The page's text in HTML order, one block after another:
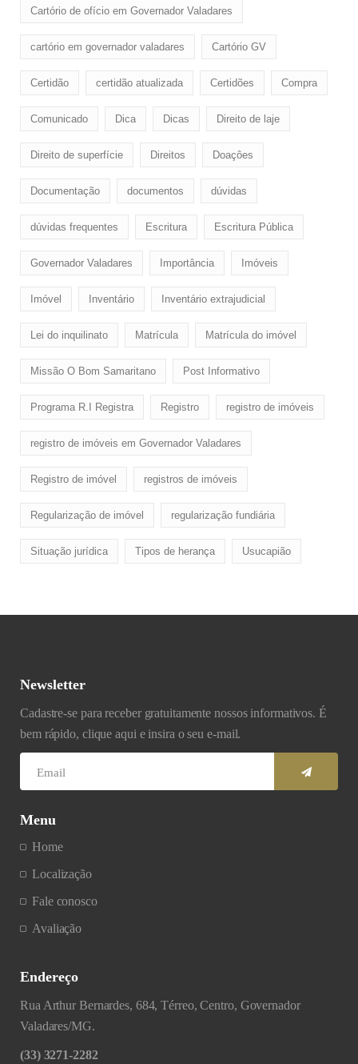
Cartório de ofício em Governador Valadares
cartório em governador valadares Cartório GV
Certidão certidão atualizada Certidões Compra
Comunicado Dica Dicas Direito de laje
Direito de superfície Direitos Doaçôes
Documentação documentos dúvidas
dúvidas frequentes Escritura Escritura Pública
Governador Valadares Importância Imóveis
Imóvel Inventário Inventário extrajudicial
Lei do inquilinato Matrícula Matrícula do imóvel
Missão O Bom Samaritano Post Informativo
Programa R.I Registra Registro registro de imóveis
registro de imóveis em Governador Valadares
Registro de imóvel registros de imóveis
Regularização de imóvel regularização fundiária
Situação jurídica Tipos de herança Usucapião
Newsletter
Cadastre-se para receber gratuitamente nossos informativos. É
bem rápido, clique aqui e insira o seu e-mail.
Menu
Home
Localização
Fale conosco
Avaliação
Endereço
Rua Arthur Bernardes, 684, Térreo, Centro, Governador
Valadares/MG.
(33) 3271-2282